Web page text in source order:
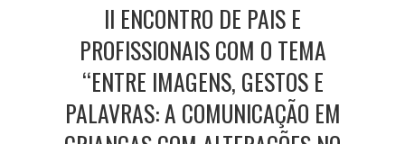
II ENCONTRO DE PAIS E
PROFISSIONAIS COM O TEMA
“ENTRE IMAGENS, GESTOS E
PALAVRAS: A COMUNICAÇÃO EM